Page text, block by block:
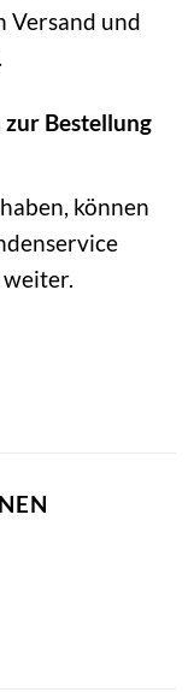
Versand und
zur Bestellung
können